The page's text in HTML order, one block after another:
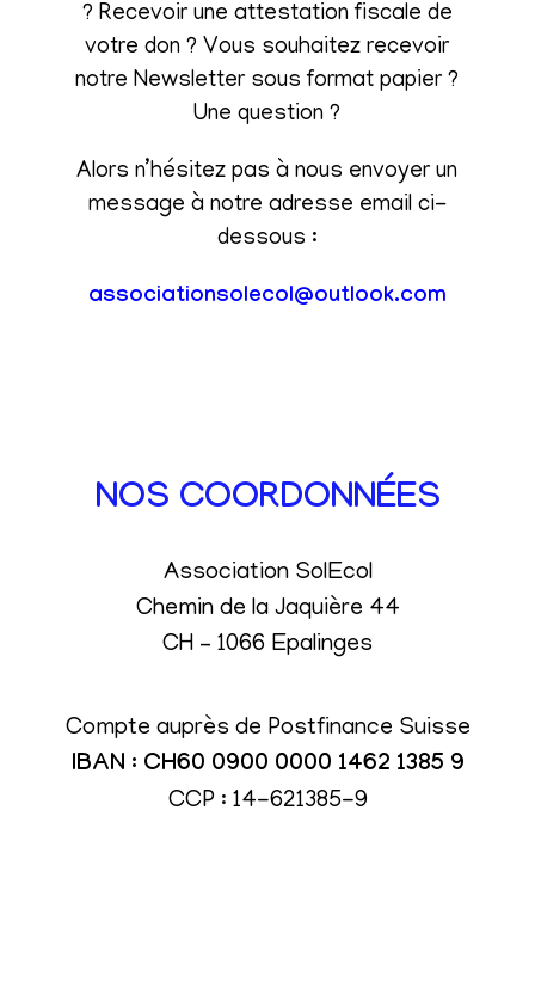
? Recevoir une attestation fiscale de
votre don ? Vous souhaitez recevoir
notre Newsletter sous format papier ?
Une question ?
Alors n’hésitez pas à nous envoyer un
message à notre adresse email ci-
dessous :
associationsolecol@outlook.com
NOS COORDONNÉES
Association SolEcol
Chemin de la Jaquière 44
CH – 1066 Epalinges
Compte auprès de Postfinance Suisse
IBAN : CH60 0900 0000 1462 1385 9
CCP : 14-621385-9